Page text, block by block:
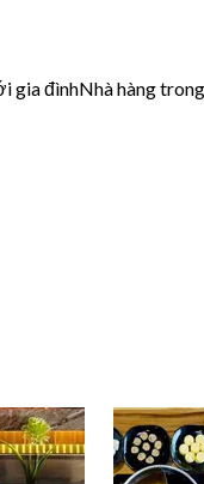
gia đìnhNhà hàng